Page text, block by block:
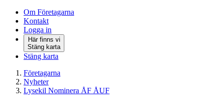
Om Företagarna
Kontakt
Logga in
Här finns vi
Stäng karta
Stäng karta
Företagarna
Nyheter
Lysekil Nominera ÅF ÅUF